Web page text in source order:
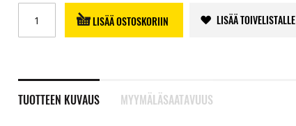
LISÄÄ OSTOSKORIIN LISÄÄ TOIVELISTALLE
TUOTTEEN KUVAUS MYYMÄLÄSAATAVUUS